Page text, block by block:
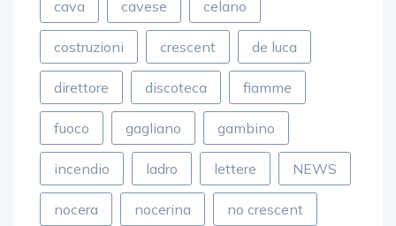
cava cavese celano
costruzioni crescent de luca
direttore discoteca fiamme
fuoco gagliano gambino
incendio ladro lettere NEWS
nocera nocerina no crescent